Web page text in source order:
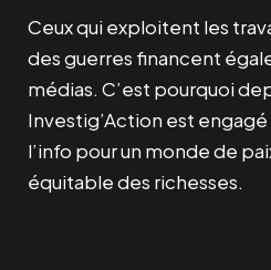
Ceux qui exploitent les
des guerres financent
médias. C’est pourquoi
Investig’Action est
l’info pour un monde de
équitable des richesses.